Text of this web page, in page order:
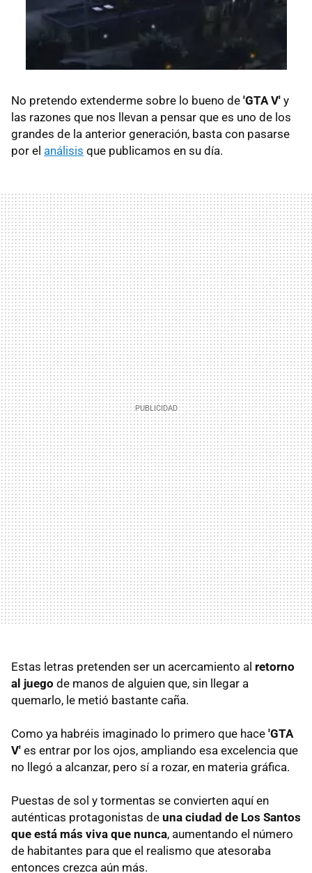
No pretendo extenderme sobre lo bueno de 'GTA V' y
las razones que nos llevan a pensar que es uno de los
grandes de la anterior generación, basta con pasarse
por el análisis que publicamos en su día.
Estas letras pretenden ser un acercamiento al retorno
al juego de manos de alguien que, sin llegar a
quemarlo, le metió bastante caña.
Como ya habréis imaginado lo primero que hace 'GTA
V' es entrar por los ojos, ampliando esa excelencia que
no llegó a alcanzar, pero sí a rozar, en materia gráfica.
Puestas de sol y tormentas se convierten aquí en
auténticas protagonistas de una ciudad de Los Santos
que está más viva que nunca, aumentando el número
de habitantes para que el realismo que atesoraba
entonces crezca aún más.